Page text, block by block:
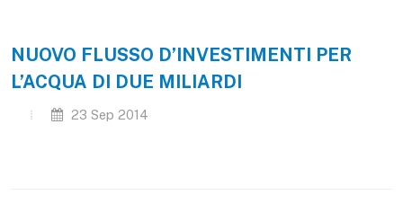
NUOVO FLUSSO D’INVESTIMENTI PER
L’ACQUA DI DUE MILIARDI
23 Sep 2014